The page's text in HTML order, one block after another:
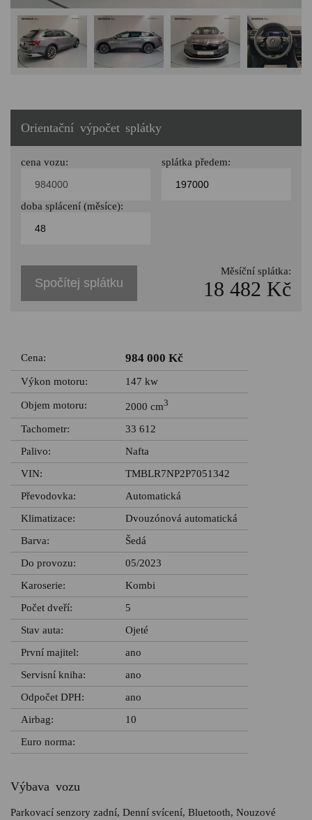
Orientační výpočet splátky
cena vozu: splátka předem:
doba splácení (měsíce):
Spočítej splátku
Měsíční splátka:
18 482 Kč
Cena: 984 000 Kč
Výkon motoru: 147 kw
Objem motoru: 2000 cm3
Tachometr:
33 612
Palivo:
Nafta
VIN:
TMBLR7NP2P7051342
Převodovka:
Automatická
Klimatizace:
Dvouzónová automatická
Barva:
Šedá
Do provozu:
05/2023
Karoserie:
Kombi
Počet dveří:
5
Stav auta:
Ojeté
První majitel:
ano
Servisní kniha:
ano
Odpočet DPH:
ano
Airbag:
10
Euro norma:
Výbava vozu
Parkovací senzory zadní, Denní svícení, Bluetooth, Nouzové